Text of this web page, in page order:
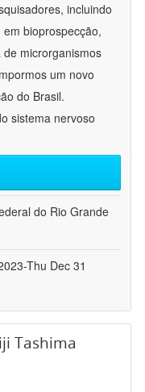
incluindo
bioprospecção,
microrganismos
um novo
do Brasil.
sistema nervoso
do Rio Grande
Thu Dec 31
Tashima